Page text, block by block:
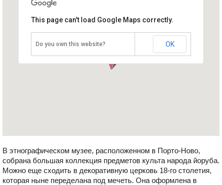
Этнографический Музей
This page can't load Google Maps correctly.
Do you own this website? OK
В этнографическом музее, расположенном в Порто-Ново,
собрана большая коллекция предметов культа народа йоруба.
Можно еще сходить в декоративную церковь 18-го столетия,
которая ныне переделана под мечеть. Она оформлена в